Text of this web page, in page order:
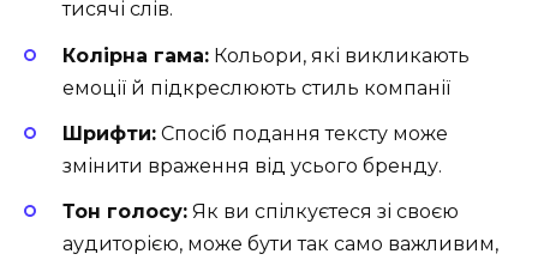
тисячі слів.
Колірна гама: Кольори, які викликають
емоції й підкреслюють стиль компанії
Шрифти: Спосіб подання тексту може
змінити враження від усього бренду.
Тон голосу: Як ви спілкуєтеся зі своєю
аудиторією, може бути так само важливим,